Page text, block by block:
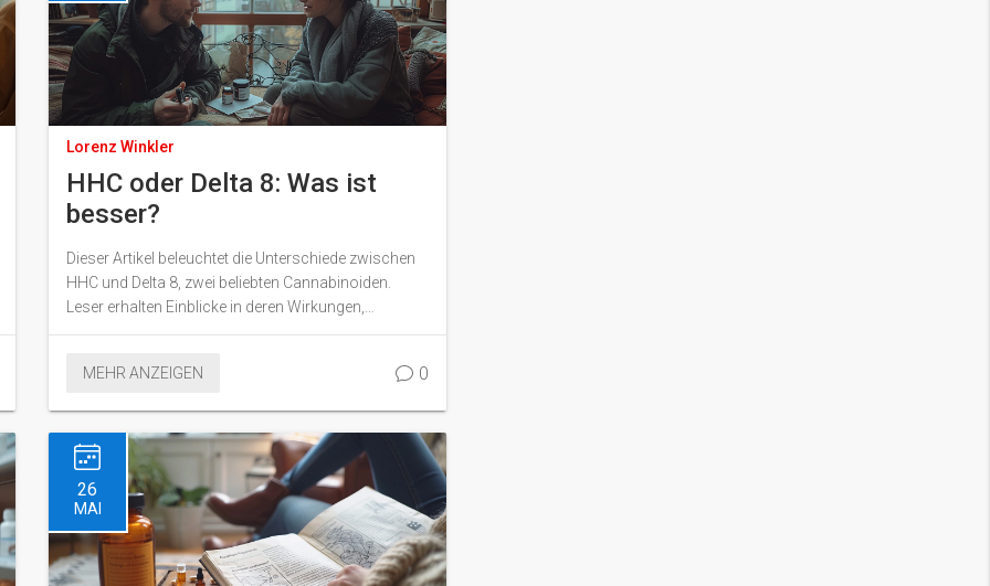
Lorenz Winkler
HHC oder Delta 8: Was ist
besser?
Dieser Artikel beleuchtet die Unterschiede zwischen
HHC und Delta 8, zwei beliebten Cannabinoiden.
Leser erhalten Einblicke in deren Wirkungen,
mögliche Vorteile und eventuelle Nachteile. Der
Cannabinoid besser geeignet ist.
MEHR ANZEIGEN 0
26
MAI